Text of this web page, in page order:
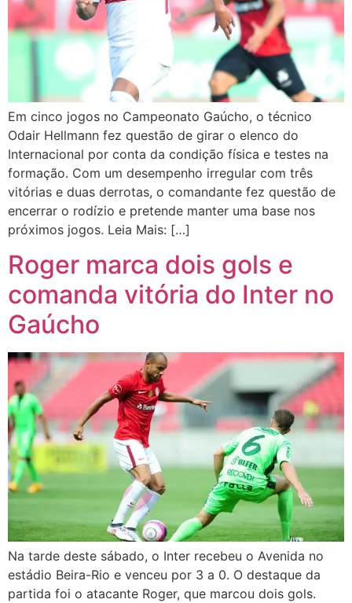
Em cinco jogos no Campeonato Gaúcho, o técnico
Odair Hellmann fez questão de girar o elenco do
Internacional por conta da condição física e testes na
formação. Com um desempenho irregular com três
vitórias e duas derrotas, o comandante fez questão de
encerrar o rodízio e pretende manter uma base nos
próximos jogos. Leia Mais: […]
Roger marca dois gols e
comanda vitória do Inter no
Gaúcho
Na tarde deste sábado, o Inter recebeu o Avenida no
estádio Beira-Rio e venceu por 3 a 0. O destaque da
partida foi o atacante Roger, que marcou dois gols.